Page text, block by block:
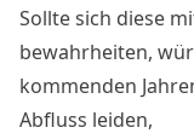
Sollte sich diese
bewahrheiten,
kommenden
Abfluss leiden,